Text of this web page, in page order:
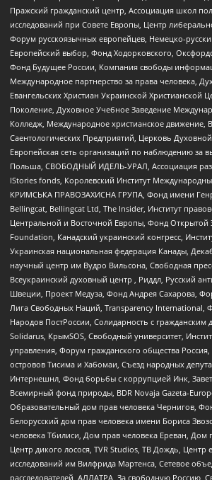
Пражский гражданский центр, Ассоциация школ
исследований при Совете Европы, Центр
Форум русскоязычных европейцев, Немецко-
Европейский выбор, Фонд Ходорковского,
Фонд Будущее России, Компания свободы
Международное партнерство за права человека,
Евангельских Христиан Украинской Христианской
Поколение, Духовное Учебное Заведение
Колледж, Международное христианское движение,
Саентологических Предприятий, Церковь Духовной
Европейская сеть организаций по наблюдению за
Польша, СВОБОДНЫЙ ИДЕЛЬ-УРАЛ, Ассоциация
IStories fonds, Королевский Институт
КРИМСЬКА ПРАВОЗАХИСНА ГРУПА, Фонд имени
Bellingcat, Bellingcat Ltd, The Insider, Институт
Центральной и Восточной Европы, Фонд Открытой
Foundation, Канадский украинский конгресс,
Украинская национальная федерация Канады,
научный центр им Вудро Вильсона, Свободная
Всеукраинский духовный центр , Риддл, Русский
Швеции, Проект Медуза, Фонд Андрея Сахарова,
Лига Свободных Наций, Transparеncy International,
Народов ПостРоссии, Солидарность с гражданским
Solidarus, КрымSOS, Свободный университет,
управления, Форум гражданского общества
островов Тисима и Хабомаи, Съезд народных
Интернешнл, Фонд борьбы с коррупцией Инк, Завет
Всемирный фонд природы, BDR Novaja Gazeta-
Образовательный дом прав человека Чернигов,
Белорусский дом прав человека имени Бориса
человека Тбилиси, Дом прав человека Ереван, Дом
Центр дикого лосося, TVR Studios, ТВ Дождь, Центр
исследований им Вилфрида Мартенса, Сетевое
расследователей, АЛЛАТРА, За свободную Россию,